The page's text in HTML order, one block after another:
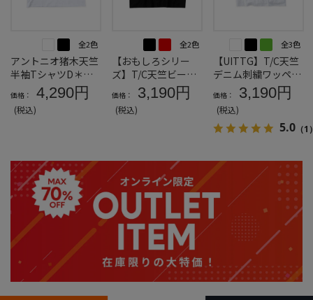
全2色
アントニオ猪木天竺
半袖TシャツD＊カ
タログ商品
価格： 4,290円
(税込)
全2色
【おもしろシリー
ズ】T/C天竺ビール
生きがい半袖Tシャ
ツ＊カタログ商品
価格： 3,190円
(税込)
全3色
【UITTG】T/C天竺
デニム刺繍ワッペン
半袖Tシャツ＊カタ
ログ商品
価格： 3,190円
(税込)
5.0 （1